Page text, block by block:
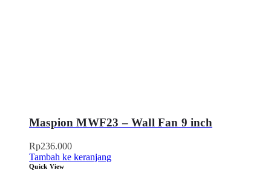
Maspion MWF23 – Wall Fan 9 inch
Rp236.000
Tambah ke keranjang
Quick View